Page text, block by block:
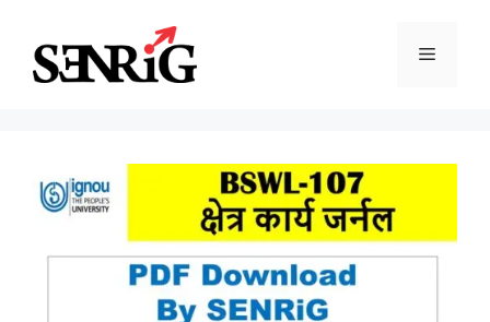
content
Menu